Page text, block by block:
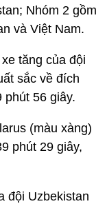
Nhóm 2 gồm
và Việt Nam.
tăng của đội
sắc về đích
56 giây.
(màu xàng)
phút 29 giây,
đội Uzbekistan